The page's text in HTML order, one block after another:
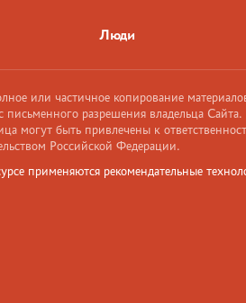
Люди
или частичное копирование
письменного разрешения владельца
могут быть привлечены к
Российской Федерации.
применяются рекомендательные